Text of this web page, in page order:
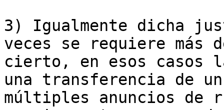
3) Igualmente dicha
veces se requiere más
cierto, en esos casos
una transferencia de
múltiples anuncios de